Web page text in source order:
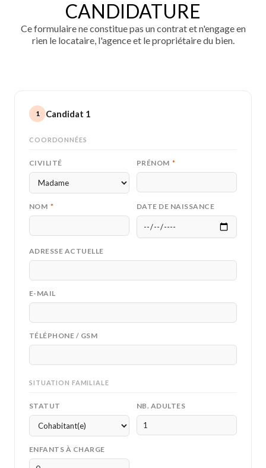
CANDIDATURE
Ce formulaire ne constitue pas un contrat et n'engage en
rien le locataire, l'agence et le propriétaire du bien.
1 Candidat 1
COORDONNÉES
CIVILITÉ PRÉNOM *
NOM * DATE DE NAISSANCE
ADRESSE ACTUELLE
E-MAIL
TÉLÉPHONE / GSM
SITUATION FAMILIALE
STATUT NB. ADULTES
ENFANTS À CHARGE